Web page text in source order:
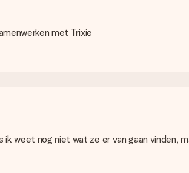
Per cadeau worden de mogelijke
met Trixie
ik weet nog niet wat ze er van gaan vinden,